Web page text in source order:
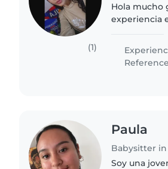
(1)
Hola mucho
experiencia
fomentando
Paula
Babysitter in
Soy una